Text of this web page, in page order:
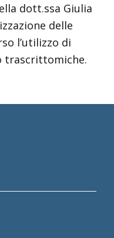
dott.ssa Giulia
delle
l’utilizzo di
trascrittomiche.